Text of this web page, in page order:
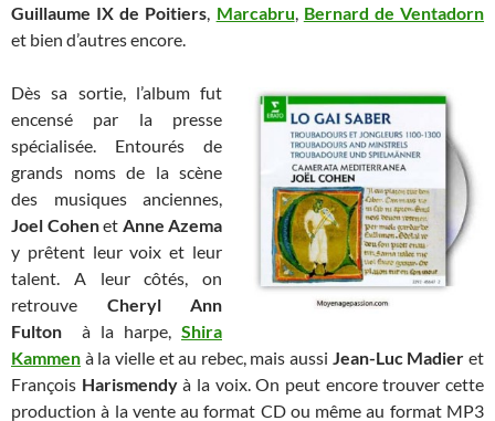
Guillaume IX de Poitiers, Marcabru, Bernard de Ventadorn
et bien d’autres encore.
Dès sa sortie, l’album fut
encensé par la presse
spécialisée. Entourés de
grands noms de la scène
des musiques anciennes,
Joel Cohenet Anne Azema
y prêtent leur voix et leur
talent. A leur côtés, on
retrouve Cheryl Ann
Fulton
à la harpe, Shira
Kammen à la vielle et au rebec, mais aussi Jean-Luc Madier et
François Harismendyà la voix. On peut encore trouver cette
production à la vente au format CD ou même au format MP3